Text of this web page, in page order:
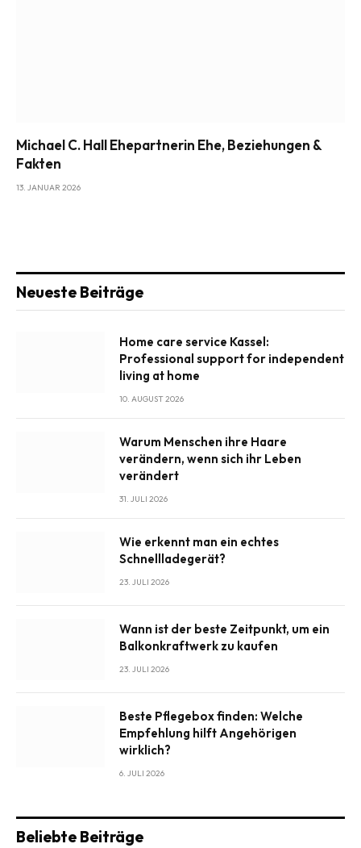
Michael C. Hall Ehepartnerin Ehe, Beziehungen &
Fakten
13. JANUAR 2026
Neueste Beiträge
Home care service Kassel:
Professional support for independent
living at home
10. AUGUST 2026
Warum Menschen ihre Haare
verändern, wenn sich ihr Leben
verändert
31. JULI 2026
Wie erkennt man ein echtes
Schnellladegerät?
23. JULI 2026
Wann ist der beste Zeitpunkt, um ein
Balkonkraftwerk zu kaufen
23. JULI 2026
Beste Pflegebox finden: Welche
Empfehlung hilft Angehörigen
wirklich?
6. JULI 2026
Beliebte Beiträge